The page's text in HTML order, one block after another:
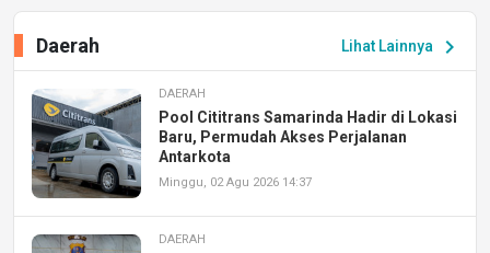
Lihat Lainnya chevron_right
Daerah
DAERAH
Pool Cititrans Samarinda Hadir di Lokasi
Baru, Permudah Akses Perjalanan
Antarkota
Minggu, 02 Agu 2026 14:37
DAERAH